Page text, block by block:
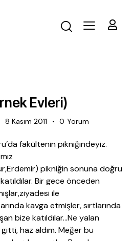
Evleri)
8 Kasım 2011 0 Yorum
fakültenin pikniğindeyiz.
pikniğin sonuna doğru
Bir gece önceden
ile
kavga etmişler, sırtlarında
bize katıldılar…Ne yalan
haz aldım. Meğer bu